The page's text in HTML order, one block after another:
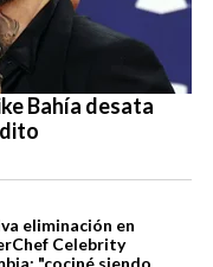
Bahía desata
eliminación en
Celebrity